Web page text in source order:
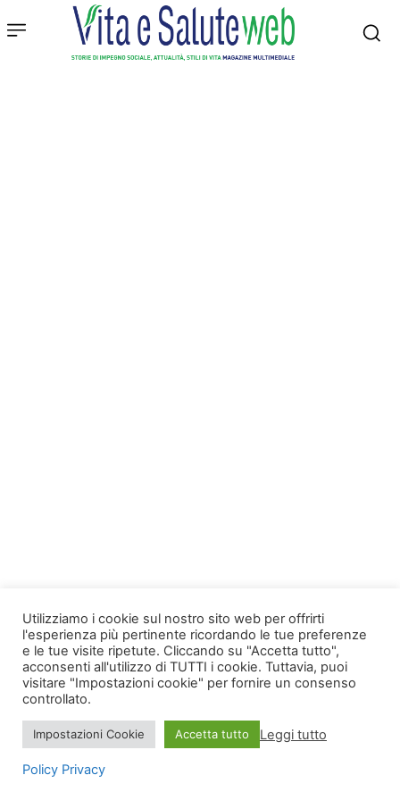
Utilizziamo i cookie sul nostro sito web per offrirti
l'esperienza più pertinente ricordando le tue preferenze
e le tue visite ripetute. Cliccando su "Accetta tutto",
acconsenti all'utilizzo di TUTTI i cookie. Tuttavia, puoi
visitare "Impostazioni cookie" per fornire un consenso
controllato.
Impostazioni Cookie Accetta tutto Leggi tutto
Policy Privacy